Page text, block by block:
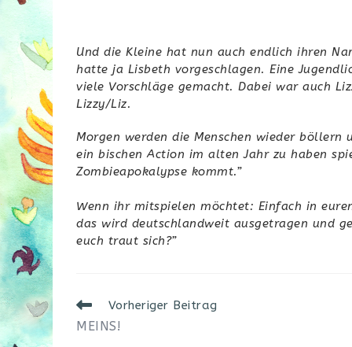
Und die Kleine hat nun auch endlich ihren
hatte ja Lisbeth vorgeschlagen. Eine
viele Vorschläge gemacht. Dabei war auch
Lizzy/Liz.
Morgen werden die Menschen wieder
ein bischen Action im alten Jahr zu haben
Zombieapokalypse kommt.”
Wenn ihr mitspielen möchtet: Einfach in
das wird deutschlandweit ausgetragen und
euch traut sich?”
Weitere
Artikel
ansehen
Vorheriger Beitrag
MEINS!